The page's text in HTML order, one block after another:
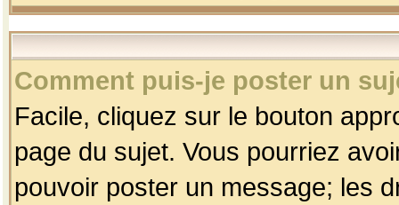
Comment puis-je poster un
Facile, cliquez sur le bouton
page du sujet. Vous pourriez
pouvoir poster un message; les